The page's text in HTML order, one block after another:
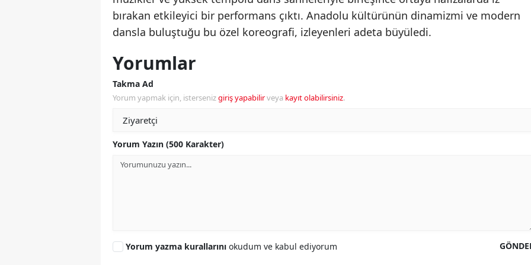
bırakan etkileyici bir performans çıktı. Anadolu kültürünün dinamizmi ve modern
dansla buluştuğu bu özel koreografi, izleyenleri adeta büyüledi.
Yorumlar
Takma Ad
Yorum yapmak için, istersenizgiriş yapabilirveya kayıt olabilirsiniz.
Yorum Yazın (500 Karakter)
Yorum yazma kurallarını okudum ve kabul ediyorum